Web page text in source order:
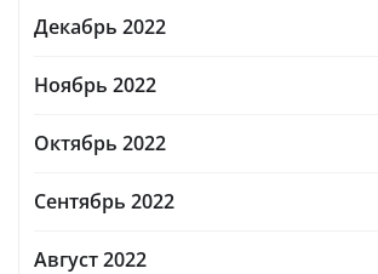
Декабрь 2022
Ноябрь 2022
Октябрь 2022
Сентябрь 2022
Август 2022